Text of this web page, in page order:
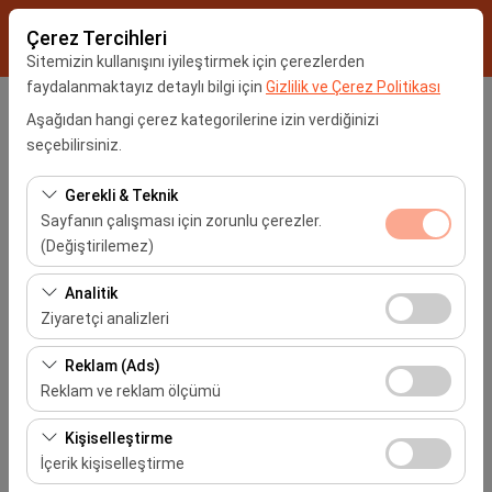
Çerez Tercihleri
Sitemizin kullanışını iyileştirmek için çerezlerden
faydalanmaktayız detaylı bilgi için Gizlilik ve Çerez Politikası
Aşağıdan hangi çerez kategorilerine izin verdiğinizi
seçebilirsiniz.
Gerekli & Teknik
Sayfanın çalışması için zorunlu çerezler.
(Değiştirilemez)
Bu çerezler sitenin doğru şekilde çalışması, güvenlik,
oturum yönetimi ve temel işlevler için gereklidir. Devre
dışı bırakılamaz.
Analitik
Ziyaretçi analizleri
Bu çerezler, sitemizin nasıl kullanıldığını (ziyaretçi sayısı,
en çok ziyaret edilen sayfalar, kullanıcı davranışları)
analiz etmemizi sağlar. Bu veriler, web sitesi
performansını ölçmek ve kullanıcı deneyimini sürekli
iyileştirmek için kullanılır.
Reklam (Ads)
Reklam ve reklam ölçümü
Bu çerezler, size ilgi alanlarınıza uygun kişiselleştirilmiş
reklamlar göstermemize ve reklam kampanyalarımızın
etkinliğini (gösterim sayısı, tıklama oranı) ölçmemize
Kişiselleştirme
İçerik kişiselleştirme
Araç Alış Yeri
Farklı yerde bırakmak istiyorum
Araç Alım Tarihi
Araç Teslim Tarihi
09:00